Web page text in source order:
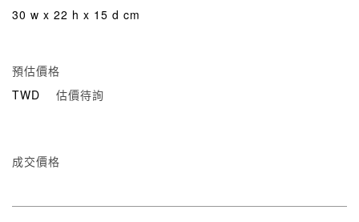
30 w x 22 h x 15 d cm
預估價格
TWD
估價待詢
成交價格